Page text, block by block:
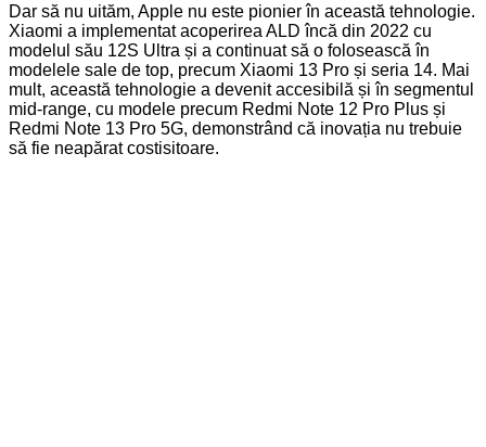
Dar să nu uităm, Apple nu este pionier în această tehnologie.
Xiaomi a implementat acoperirea ALD încă din 2022 cu
modelul său 12S Ultra și a continuat să o folosească în
modelele sale de top, precum Xiaomi 13 Pro și seria 14. Mai
mult, această tehnologie a devenit accesibilă și în segmentul
mid-range, cu modele precum Redmi Note 12 Pro Plus și
Redmi Note 13 Pro 5G, demonstrând că inovația nu trebuie
să fie neapărat costisitoare.